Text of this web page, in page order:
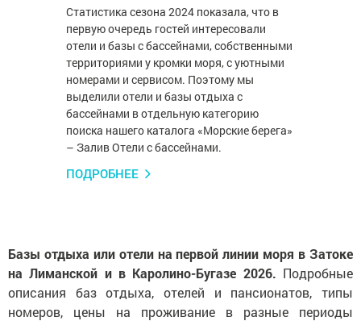
Статистика сезона 2024 показала, что в
первую очередь гостей интересовали
отели и базы с бассейнами, собственными
территориями у кромки моря, с уютными
номерами и сервисом. Поэтому мы
выделили отели и базы отдыха с
бассейнами в отдельную категорию
поиска нашего каталога «Морские берега»
– Залив Отели с бассейнами.
ПОДРОБНЕЕ
Базы отдыха или отели на первой линии моря в Затоке
на Лиманской и в Каролино-Бугазе 2026. Подробные
описания баз отдыха, отелей и пансионатов, типы
номеров, цены на проживание в разные периоды